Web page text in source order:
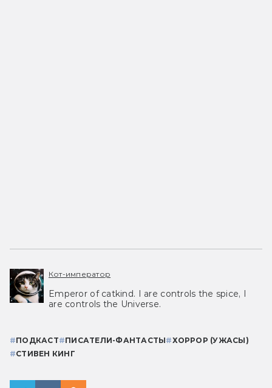
Кот-император
Emperor of catkind. I are controls the spice, I
are controls the Universe.
#ПОДКАСТ#ПИСАТЕЛИ-ФАНТАСТЫ#ХОРРОР (УЖАСЫ)
#СТИВЕН КИНГ